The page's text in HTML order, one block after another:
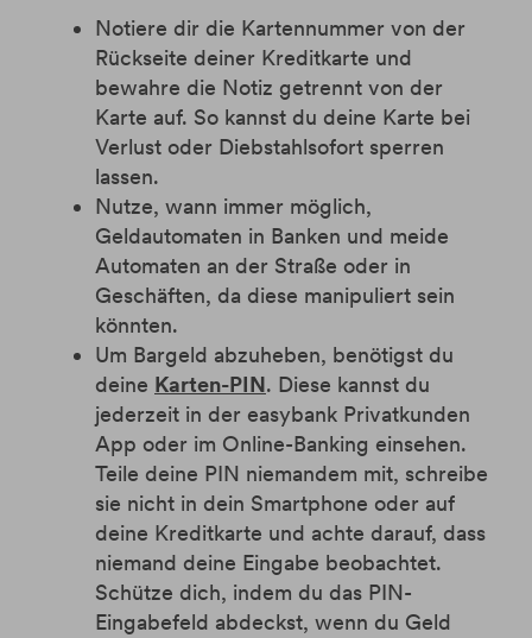
Notiere dir die Kartennummer von der
Rückseite deiner Kreditkarte und
bewahre die Notiz getrennt von der
Karte auf. So kannst du deine Karte bei
Verlust oder Diebstahlsofort sperren
lassen.
Nutze, wann immer möglich,
Geldautomaten in Banken und meide
Automaten an der Straße oder in
Geschäften, da diese manipuliert sein
könnten.
Um Bargeld abzuheben, benötigst du
deine Karten-PIN. Diese kannst du
jederzeit in der easybank Privatkunden
App oder im Online-Banking einsehen.
Teile deine PIN niemandem mit, schreibe
sie nicht in dein Smartphone oder auf
deine Kreditkarte und achte darauf, dass
niemand deine Eingabe beobachtet.
Schütze dich, indem du das PIN-
Eingabefeld abdeckst, wenn du Geld